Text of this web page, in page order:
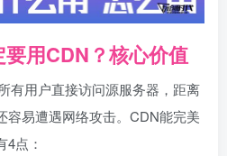
用CDN？核心价值
有用户直接访问源服务器，距离
容易遭遇网络攻击。CDN能完美
点：